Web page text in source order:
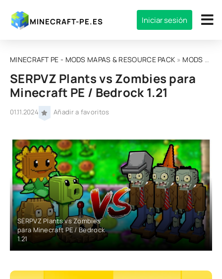
MINECRAFT-PE.ES Iniciar sesión
MINECRAFT PE - MODS MAPAS & RESOURCE PACK » MODS
SERPVZ Plants vs Zombies para
Minecraft PE / Bedrock 1.21
01.11.2024 Añadir a favoritos
SERPVZ Plants vs Zombies
para Minecraft PE / Bedrock
1.21